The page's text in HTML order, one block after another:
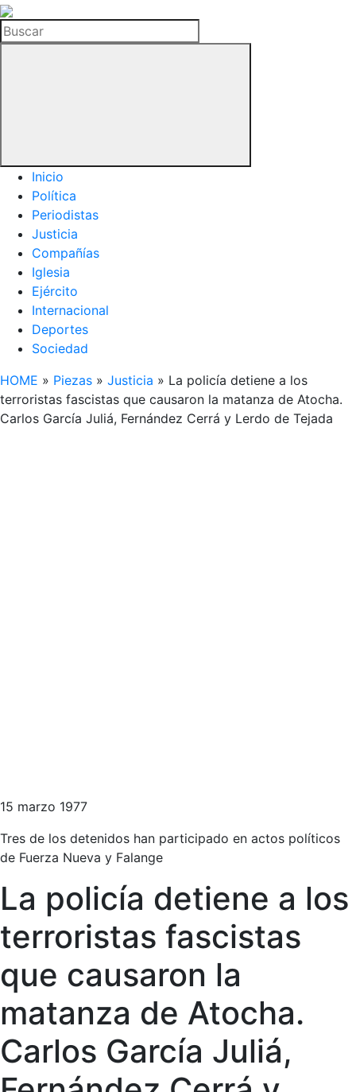
La
Hemeroteca
del
Buscar
Inicio
Política
Periodistas
Justicia
Compañías
Iglesia
Ejército
Internacional
Deportes
Sociedad
HOME » Piezas » Justicia » La policía detiene a los
terroristas fascistas que causaron la matanza de Atocha.
Carlos García Juliá, Fernández Cerrá y Lerdo de Tejada
15 marzo 1977
Tres de los detenidos han participado en actos políticos
de Fuerza Nueva y Falange
La policía detiene a los
terroristas fascistas
que causaron la
matanza de Atocha.
Carlos García Juliá,